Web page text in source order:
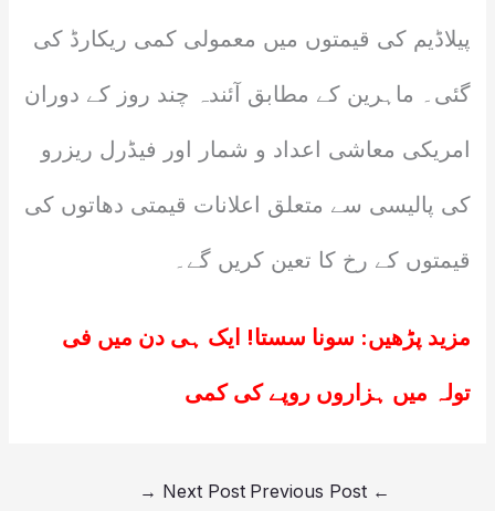
پیلاڈیم کی قیمتوں میں معمولی کمی ریکارڈ کی
گئی۔ ماہرین کے مطابق آئندہ چند روز کے دوران
امریکی معاشی اعداد و شمار اور فیڈرل ریزرو
کی پالیسی سے متعلق اعلانات قیمتی دھاتوں کی
قیمتوں کے رخ کا تعین کریں گے۔
مزید پڑھیں: سونا سستا! ایک ہی دن میں فی
تولہ میں ہزاروں روپے کی کمی
←
Next Post
→